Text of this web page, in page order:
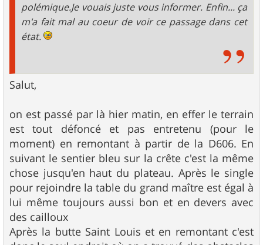
polémique.Je vouais juste vous informer. Enfin... ça
m'a fait mal au coeur de voir ce passage dans cet
état.
Salut,
on est passé par là hier matin, en effer le terrain
est tout défoncé et pas entretenu (pour le
moment) en remontant à partir de la D606. En
suivant le sentier bleu sur la crête c'est la même
chose jusqu'en haut du plateau. Après le single
pour rejoindre la table du grand maître est égal à
lui même toujours aussi bon et en devers avec
des cailloux
Après la butte Saint Louis et en remontant c'est